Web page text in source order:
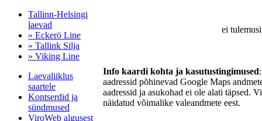
Tallinn-Helsingi
laevad
» Eckerö Line
» Tallink Silja
» Viking Line
Laevaliiklus
saartele
Kontserdid ja
sündmused
ViroWeb algusest
ei
Info kaardi kohta ja kasutustingimused
aadressid põhinevad Google Maps
aadressid ja asukohad ei ole alati täpsed.
näidatud võimalike valeandmete eest.